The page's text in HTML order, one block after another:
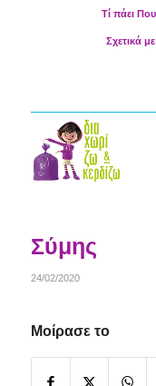
Τί πάει Που
Σχετικά
Σύμης
24/02/2020
Μοίρασε το